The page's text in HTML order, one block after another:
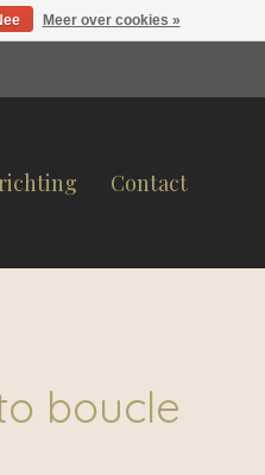
Contact
boucle
Meer over cookies »